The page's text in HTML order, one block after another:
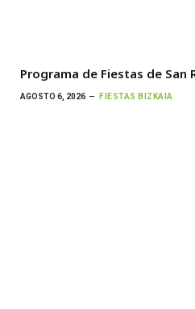
Programa de Fiestas de San
AGOSTO 6, 2026 FIESTAS BIZKAIA